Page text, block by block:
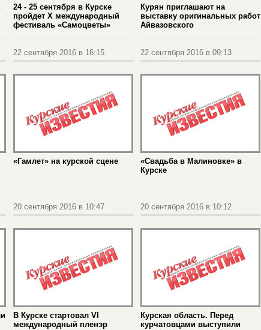
24 - 25 сентября в Курске
пройдет X международный
фестиваль «Самоцветы»
22 сентября 2016 в 16:15
Курян приглашают на
выставку оригинальных работ
Айвазовского
22 сентября 2016 в 09:13
«Гамлет» на курской сцене
20 сентября 2016 в 10:47
«Свадьба в Малиновке» в
Курске
20 сентября 2016 в 10:12
В Курске стартовал VI
международный пленэр
Курская область. Перед
курчатовцами выступили